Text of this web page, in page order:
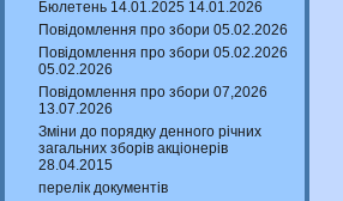
Бюлетень 14.01.2025 14.01.2026
Повідомлення про збори 05.02.2026
Повідомлення про збори 05.02.2026
05.02.2026
Повідомлення про збори 07,2026
13.07.2026
Зміни до порядку денного річних
загальних зборів акціонерів
28.04.2015
перелік документів